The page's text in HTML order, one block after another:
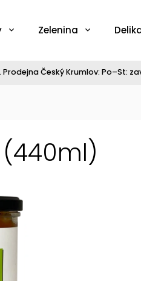
Zelenina
Prodejna Český Krumlov: Po–St:
(440ml)